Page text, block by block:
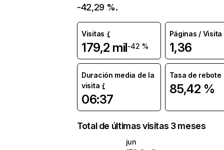
-42,29 %.
Visitas
179,2 mil-42 %
Páginas / Visita
1,36
Duración media de la
visita
06:37
Tasa de rebote
85,42 %
Total de últimas visitas 3 meses
jun